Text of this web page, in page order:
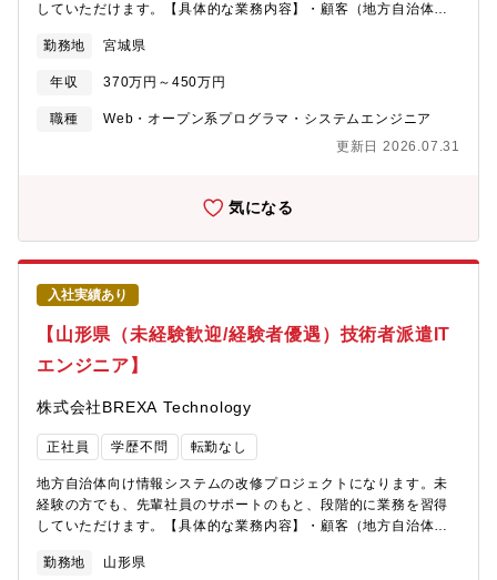
していただけます。【具体的な業務内容】・顧客（地方自治体）
要件の取りまとめ・顧客への具体的提案策の検討・データ移行、
設定、各種業務テスト・スケジュール調整など【使用ツール】
Java、SQLこの求人の特徴・・・〇社会貢献性の高いプロジェク
トに関われる〇未経験からITエンジニアとしてのキャリアをスタ
る環境〇チームでの業務なので、困ったときはすぐに相談できる
勤務地 宮城県
年収 370万円～450万円
職種
Web・オープン系プログラマ・システムエンジニア
更新日 2026.07.31
気になる
入社実績あり
【山形県（未経験歓迎/経験者優遇）技術者派遣IT
エンジニア】
株式会社BREXA Technology
正社員 学歴不問 転勤なし
地方自治体向け情報システムの改修プロジェクトになります。未
経験の方でも、先輩社員のサポートのもと、段階的に業務を習得
していただけます。【具体的な業務内容】・顧客（地方自治体）
要件の取りまとめ・顧客への具体的提案策の検討・データ移行、
勤務地 山形県